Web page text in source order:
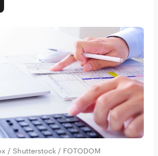
/ Shutterstock / FOTODOM